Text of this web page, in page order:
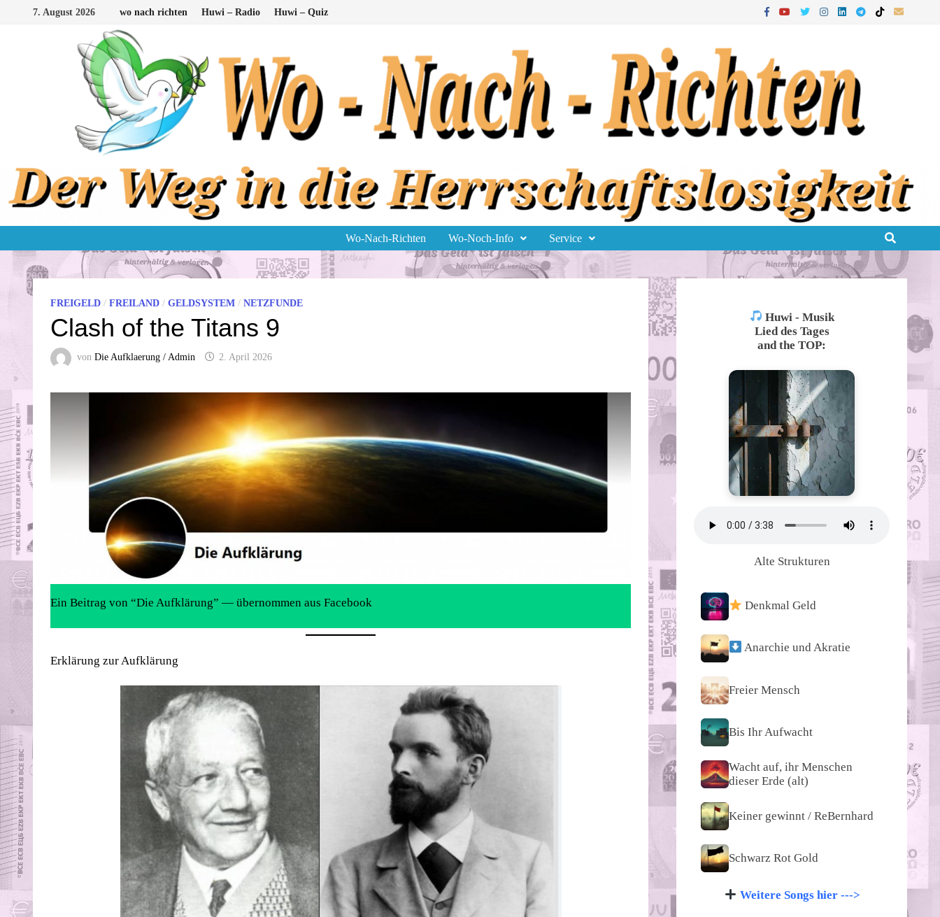
7. August 2026 wo nach richten Huwi – Radio Huwi – Quiz
Wo-Nach-Richten Wo-Noch-Info Service
FREIGELD / FREILAND / GELDSYSTEM / NETZFUNDE
Clash of the Titans 9
von Die Aufklaerung / Admin 2. April 2026
Ein Beitrag von “Die Aufklärung” — übernommen aus Facebook
Erklärung zur Aufklärung
Huwi - Musik
Lied des Tages
and the TOP:
Alte Strukturen
Denkmal Geld
Anarchie und Akratie
Freier Mensch
Bis Ihr Aufwacht
Wacht auf, ihr Menschen
dieser Erde (alt)
Keiner gewinnt / ReBernhard
Schwarz Rot Gold
Weitere Songs hier --->